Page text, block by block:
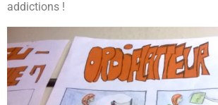
addictions !